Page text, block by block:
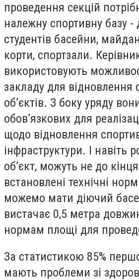
проведення секцій
належну спортивну базу -
студентів басейни,
корти, спортзали.
використовують
закладу для відновлення
об’єктів. З боку уряду
обов’язкових для
щодо відновлення
інфраструктури. І навіть
об’єкт, можуть не до
встановлені технічні
можемо мати діючий
вистачає 0,5 метра
нормам площі для
За статистикою 85%
мають проблеми зі